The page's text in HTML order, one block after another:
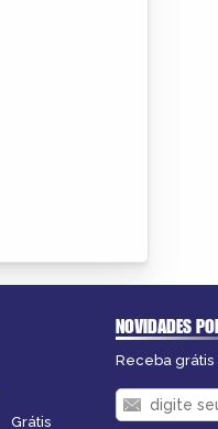
Grátis
NOVIDADES
Receba grátis